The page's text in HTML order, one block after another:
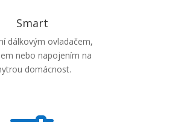
Smart
dálkovým ovladačem,
nebo napojením na
domácnost.